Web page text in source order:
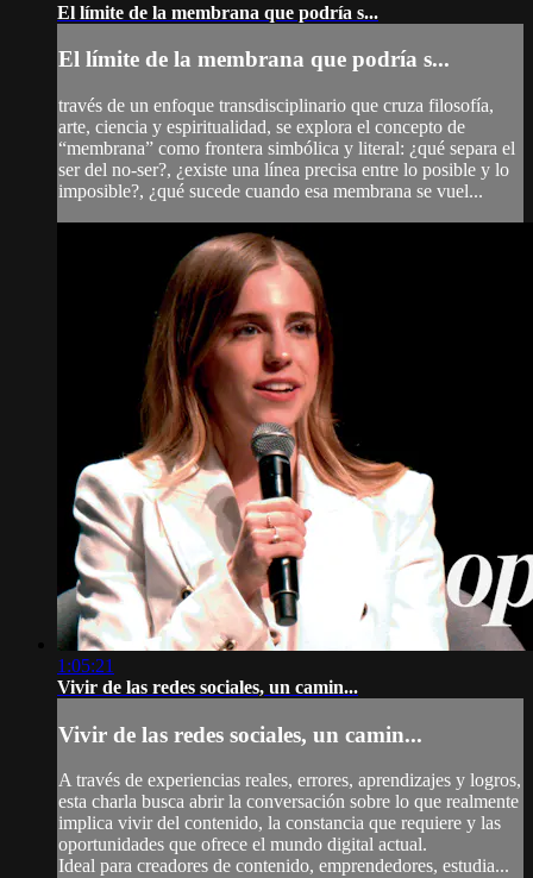
El límite de la membrana que podría s...
El límite de la membrana que podría s...
través de un enfoque transdisciplinario que cruza filosofía,
arte, ciencia y espiritualidad, se explora el concepto de
“membrana” como frontera simbólica y literal: ¿qué separa el
ser del no-ser?, ¿existe una línea precisa entre lo posible y lo
imposible?, ¿qué sucede cuando esa membrana se vuel...
1:05:21
Vivir de las redes sociales, un camin...
Vivir de las redes sociales, un camin...
A través de experiencias reales, errores, aprendizajes y logros,
esta charla busca abrir la conversación sobre lo que realmente
implica vivir del contenido, la constancia que requiere y las
oportunidades que ofrece el mundo digital actual.
Ideal para creadores de contenido, emprendedores, estudia...